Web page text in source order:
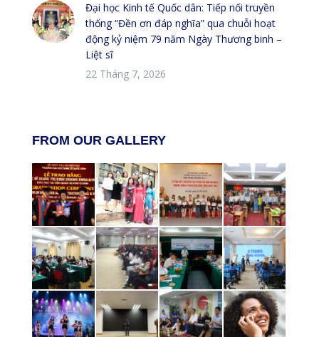
Đại học Kinh tế Quốc dân: Tiếp nối truyền
thống “Đền ơn đáp nghĩa” qua chuỗi hoạt
động kỷ niệm 79 năm Ngày Thương binh –
Liệt sĩ
22 Tháng 7, 2026
FROM OUR GALLERY